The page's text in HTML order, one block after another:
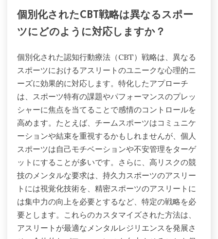
個別化されたCBT戦略は異なるスポー
ツにどのように対応しますか？
個別化された認知行動療法（CBT）戦略は、異なる
スポーツにおけるアスリートのユニークな心理的ニ
ーズに効果的に対応します。特化したアプローチ
は、スポーツ特有の課題やパフォーマンスのプレッ
シャーに焦点を当てることで感情のコントロールを
高めます。たとえば、チームスポーツはコミュニケ
ーションや結束を重視するかもしれませんが、個人
スポーツは自己モチベーションや不安管理をターゲ
ットにすることが多いです。さらに、高リスクの競
技のメンタルな要求は、持久力スポーツのアスリー
トには視覚化技術を、精密スポーツのアスリートに
は集中力の向上を必要とするなど、特定の戦略を必
要とします。これらのカスタマイズされた方法は、
アスリートが最適なメンタルレジリエンスを発展さ